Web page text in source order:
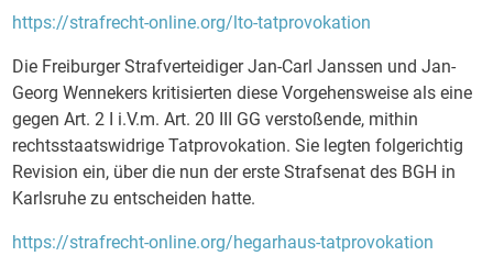
https://strafrecht-online.org/lto-tatprovokation
Die Freiburger Strafverteidiger Jan-Carl Janssen und Jan-
Georg Wennekers kritisierten diese Vorgehensweise als eine
gegen Art. 2 I i.V.m. Art. 20 III GG verstoßende, mithin
rechtsstaatswidrige Tatprovokation. Sie legten folgerichtig
Revision ein, über die nun der erste Strafsenat des BGH in
Karlsruhe zu entscheiden hatte.
https://strafrecht-online.org/hegarhaus-tatprovokation